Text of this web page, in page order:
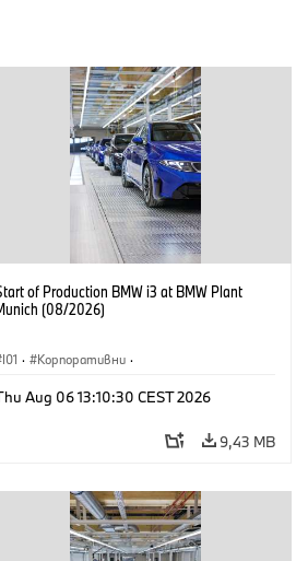
of Production BMW i3 at BMW Plant
(08/2026)
I01 · Корпоративни ·
Локации
Aug 06 13:10:30 CEST 2026
9,43 MB